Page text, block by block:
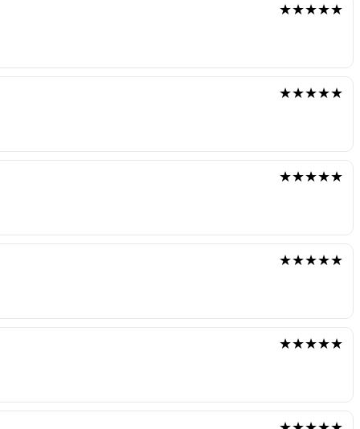
★★★★★
★★★★★
★★★★★
★★★★★
★★★★★